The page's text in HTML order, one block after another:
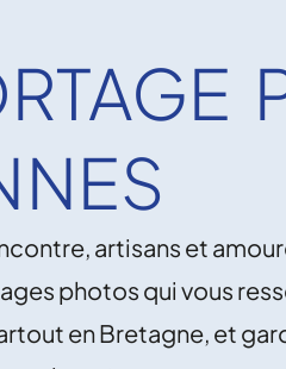
artisans et
photos qui vous
en Bretagne, et